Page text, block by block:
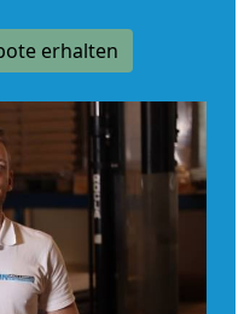
erhalten